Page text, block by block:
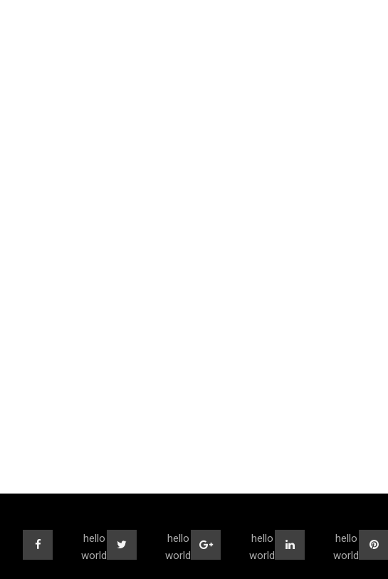
hello
world
hello
world
hello
world
hello
world